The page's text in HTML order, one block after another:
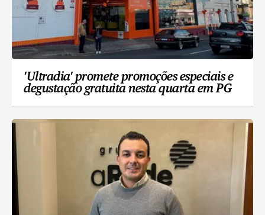
'Ultradia' promete promoções especiais e
degustação gratuita nesta quarta em PG